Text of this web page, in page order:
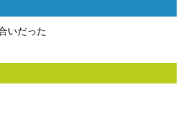
いだった